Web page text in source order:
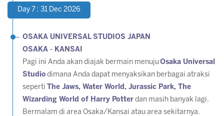
Day 7 : 31 Dec 2026
OSAKA UNIVERSAL STUDIOS JAPAN
OSAKA - KANSAI
Pagi ini Anda akan diajak bermain menujuOsaka Universal
Studio dimana Anda dapat menyaksikan berbagai atraksi
seperti
The Jaws, Water World, Jurassic Park, The
Wizarding World of Harry Potter dan masih banyak lagi.
Bermalam di area Osaka/Kansai atau area sekitarnya.